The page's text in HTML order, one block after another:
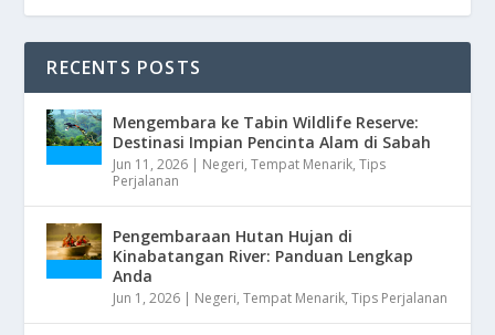
RECENTS POSTS
Mengembara ke Tabin Wildlife Reserve:
Destinasi Impian Pencinta Alam di Sabah
Jun 11, 2026 | Negeri,Tempat Menarik,Tips
Perjalanan
Pengembaraan Hutan Hujan di
Kinabatangan River: Panduan Lengkap
Anda
Jun 1, 2026 | Negeri,Tempat Menarik,Tips Perjalanan